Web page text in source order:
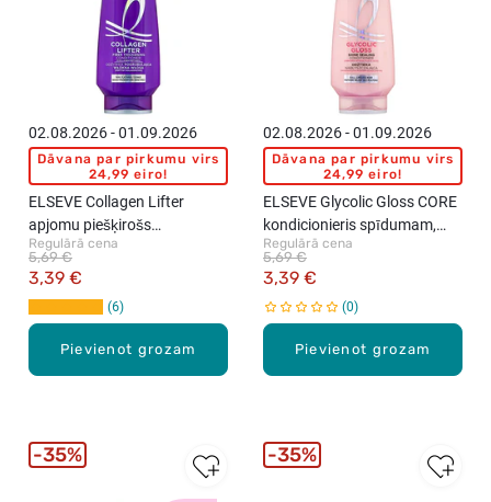
Pievienot grozam
02.08.2026 - 01.09.2026
Dāvana par pirkumu virs
24,99 eiro!
ELSEVE Collagen Lifter
apjomu piešķirošs
kondicionieris smalkiem
matiem, 200ml
Regulārā cena
3,39 €
5,69 €
6
Pievienot grozam
02.08.2026 - 01.09.2026
Dāvana par pirkumu virs
24,99 eiro!
ELSEVE Glycolic Gloss CORE
kondicionieris spīdumam,
200ml
Regulārā cena
3,39 €
5,69 €
0
35% 35%